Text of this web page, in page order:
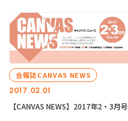
2017.02.01
会報誌CANVAS NEWS
【CANVAS NEWS】2017年2・3月号